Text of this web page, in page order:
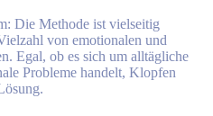
Die Methode ist vielseitig
von emotionalen und
Egal, ob es sich um alltägliche
Probleme handelt, Klopfen